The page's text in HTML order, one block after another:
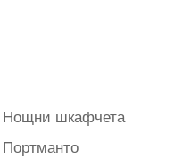
Нощни шкафчета
Портманто